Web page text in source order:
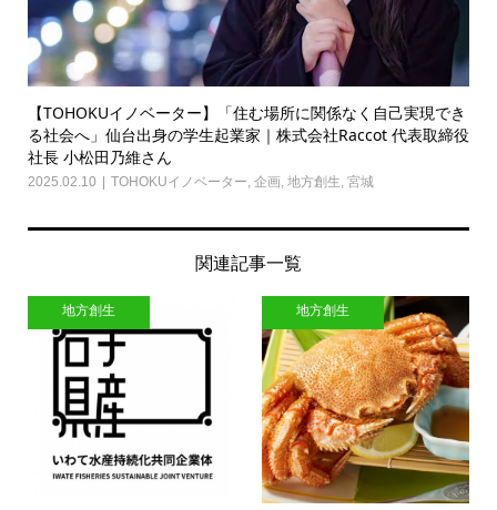
【TOHOKUイノベーター】「住む場所に関係なく自己実現でき
る社会へ」仙台出身の学生起業家｜株式会社Raccot 代表取締役
社長 小松田乃維さん
2025.02.10 TOHOKUイノベーター, 企画, 地方創生, 宮城
関連記事一覧
地方創生 地方創生